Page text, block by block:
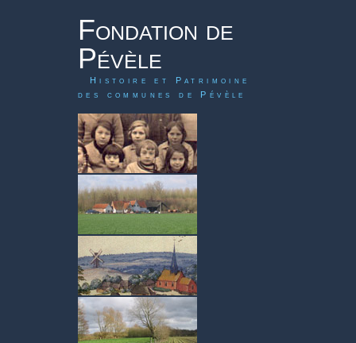
Fondation de
Pévèle
Histoire et Patrimoine
des communes de Pévèle